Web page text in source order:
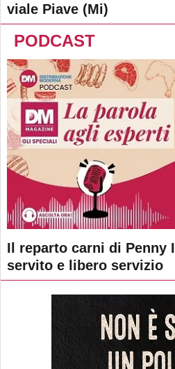
viale Piave (Mi)
PODCAST
Il reparto carni di Penny
servito e libero servizio